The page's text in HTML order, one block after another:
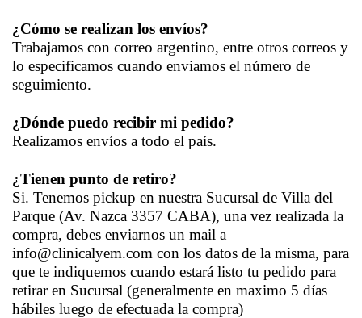
¿Cómo se realizan los envíos?
Trabajamos con correo argentino, entre otros correos y
lo especificamos cuando enviamos el número de
seguimiento.
¿Dónde puedo recibir mi pedido?
Realizamos envíos a todo el país.
¿Tienen punto de retiro?
Si. Tenemos pickup en nuestra Sucursal de Villa del
Parque (Av. Nazca 3357 CABA), una vez realizada la
compra, debes enviarnos un mail a
info@clinicalyem.com con los datos de la misma, para
que te indiquemos cuando estará listo tu pedido para
retirar en Sucursal (generalmente en maximo 5 días
hábiles luego de efectuada la compra)